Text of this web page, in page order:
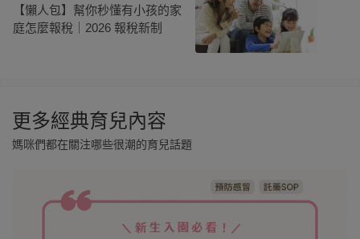
【懶人包】幫你秒懂有小孩的家
庭怎麼報稅｜2026 報稅新制
更多經典育兒內容
媽咪們都在關注哪些很潮的育兒話題